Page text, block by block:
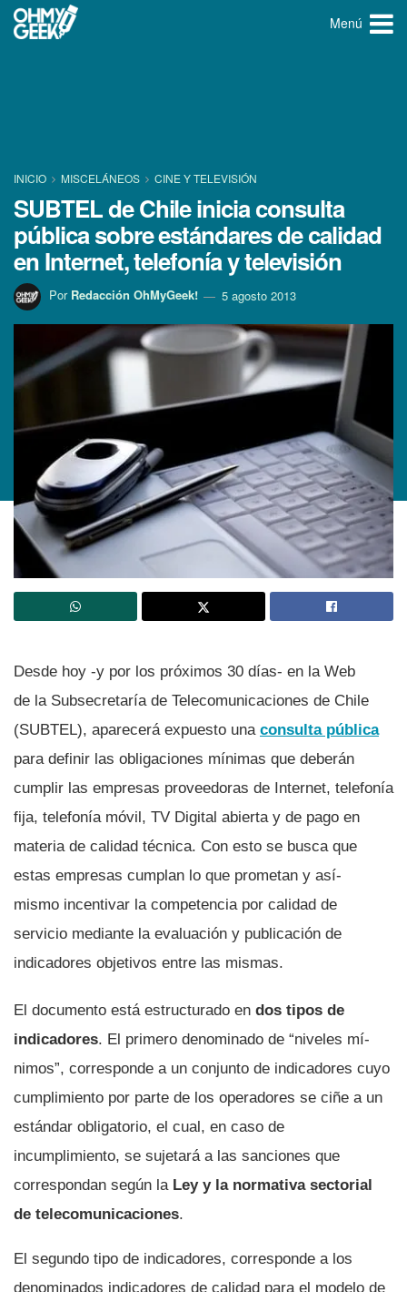
Menú
INICIO MISCELÁNEOS CINE Y TELEVISIÓN
SUBTEL de Chile inicia consulta
pública sobre estándares de calidad
en Internet, telefoní­a y televisión
Por Redacción OhMyGeek! 5 agosto 2013
Desde hoy -y por los próximos 30 dí­as- en la Web
de la Subsecretarí­a de Telecomunicaciones de Chile
(SUBTEL), aparecerá expuesto una consulta pública
para definir las obligaciones mí­nimas que deberán
cumplir las empresas proveedoras de Internet, telefoní­a
fija, telefoní­a móvil, TV Digital abierta y de pago en
materia de calidad técnica. Con esto se busca que
estas empresas cumplan lo que prometan y así­
mismo incentivar la competencia por calidad de
servicio mediante la evaluación y publicación de
indicadores objetivos entre las mismas.
El documento está estructurado en dos tipos de
indicadores. El primero denominado de “niveles mí­
nimos”, corresponde a un conjunto de indicadores cuyo
cumplimiento por parte de los operadores se ciñe a un
estándar obligatorio, el cual, en caso de
incumplimiento, se sujetará a las sanciones que
correspondan según la Ley y la normativa sectorial
de telecomunicaciones.
El segundo tipo de indicadores, corresponde a los
denominados indicadores de calidad para el modelo de